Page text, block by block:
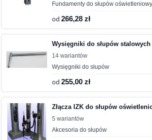
Fundamenty do słupów
od266,28 zł
Wysięgniki do słupów
14 wariantów
Wysięgniki do słupów
od255,00 zł
Złącza IZK do słupów
5 wariantów
Akcesoria do słupów